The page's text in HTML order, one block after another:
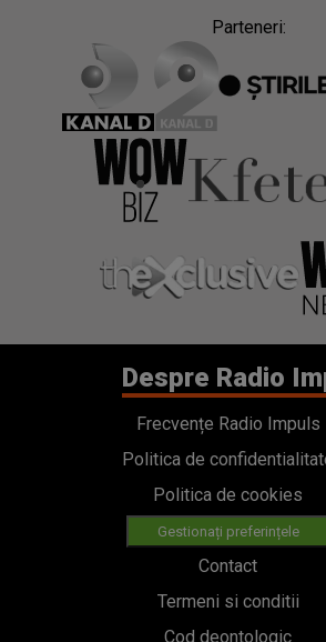
Parteneri:
Despre Radio
Frecvențe Radio Impuls
Politica de
Politica de cookies
Gestionați preferințele
Contact
Termeni si conditii
Cod deontologic